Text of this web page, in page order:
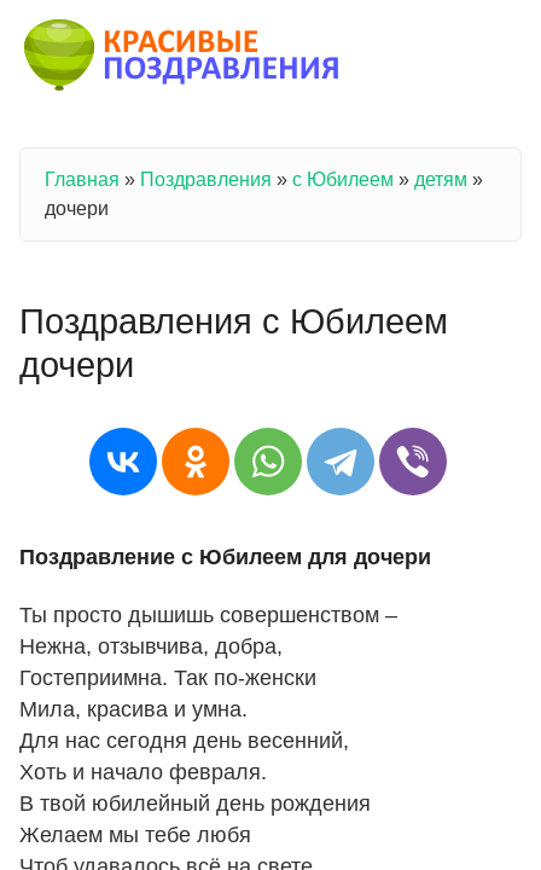
Вы здесь
Главная » Поздравления » с Юбилеем » детям »
дочери
Поздравления с Юбилеем
дочери
Поздравление с Юбилеем для дочери
Ты просто дышишь совершенством –
Нежна, отзывчива, добра,
Гостеприимна. Так по-женски
Мила, красива и умна.
Для нас сегодня день весенний,
Хоть и начало февраля.
В твой юбилейный день рождения
Желаем мы тебе любя